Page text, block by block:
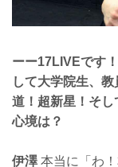
ーー17LIVEです
して大学院生、
道！超新星！そ
心境は？
伊澤本当に「わ！